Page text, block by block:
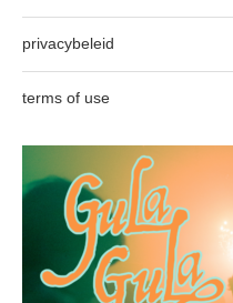
privacybeleid
terms of use